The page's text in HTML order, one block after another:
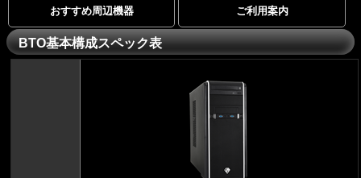
おすすめ周辺機器 ご利用案内
BTO基本構成スペック表